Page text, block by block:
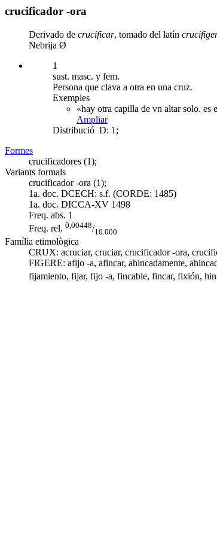
crucificador -ora
Derivado de crucificar, tomado del latín
Nebrija Ø
1
sust. masc. y fem.
Persona que clava a otra en una cruz.
Exemples
«hay otra capilla de vn altar solo. es
Ampliar
Distribució D: 1;
Formes
crucificadores (1);
Variants formals
crucificador -ora (1);
1a. doc. DCECH: s.f. (CORDE: 1485)
1a. doc. DICCA-XV 1498
Freq. abs. 1
Freq. rel. 0,00448/10.000
Família etimològica
CRUX: acruciar, cruciar, crucificador -ora,
FIGERE: afijo -a, afincar, ahincadamente,
fijamiento, fijar, fijo -a, fincable, fincar, fixión,